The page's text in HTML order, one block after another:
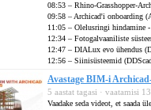
08:53 – Rhino-Grasshopper-
09:58 – Archicad'i onboarding
11:05 – Olelusringi hindamine
12:34 – Fotogalvaaniliste
12:47 – DIALux evo ühendus
12:56 – Siinisüsteemid
Avastage BIM-i
5 aastat tagasi · vaatamisi
Vaadake seda videot, et saada